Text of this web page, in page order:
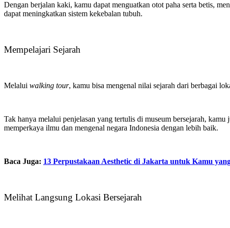
Dengan berjalan kaki, kamu dapat menguatkan otot paha serta betis,
dapat meningkatkan sistem kekebalan tubuh.
Mempelajari Sejarah
Melalui walking tour, kamu bisa mengenal nilai sejarah dari berbagai
Tak hanya melalui penjelasan yang tertulis di museum bersejarah,
memperkaya ilmu dan mengenal negara Indonesia dengan lebih baik.
Baca Juga: 13 Perpustakaan Aesthetic di Jakarta untuk Kamu
Melihat Langsung Lokasi Bersejarah